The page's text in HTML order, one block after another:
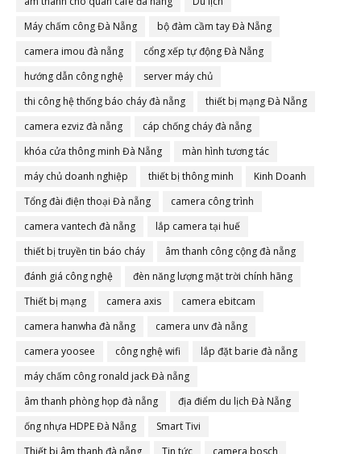
Máy chấm công Đà Nẵng
bộ đàm cầm tay Đà Nẵng
camera imou đà nẵng
cổng xếp tự động Đà Nẵng
hướng dẫn công nghệ
server máy chủ
thi công hệ thống báo cháy đà nẵng
thiết bị mạng Đà Nẵng
camera ezviz đà nẵng
cáp chống cháy đà nẵng
khóa cửa thông minh Đà Nẵng
màn hình tương tác
máy chủ doanh nghiệp
thiết bị thông minh
Kinh Doanh
Tổng đài điện thoại Đà nẵng
camera công trình
camera vantech đà nẵng
lắp camera tại huế
thiết bị truyền tin báo cháy
âm thanh công cộng đà nẵng
đánh giá công nghệ
đèn năng lượng mặt trời chính hãng
Thiết bị mạng
camera axis
camera ebitcam
camera hanwha đà nẵng
camera unv đà nẵng
camera yoosee
công nghệ wifi
lắp đặt barie đà nẵng
máy chấm công ronald jack Đà nẵng
âm thanh phòng họp đà nẵng
địa điểm du lịch Đà Nẵng
ống nhựa HDPE Đà Nẵng
Smart Tivi
Thiết bị âm thanh đà nẵng
Tin tức
camera bosch